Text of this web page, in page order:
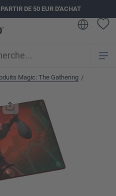
DE 50 EUR D'ACHAT
Magic: The Gathering /